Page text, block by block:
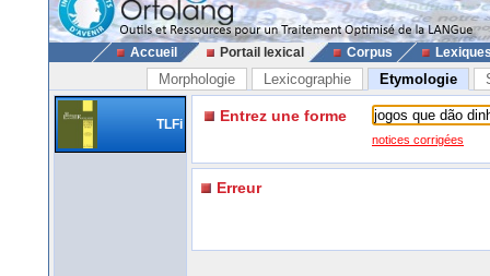
Accueil Portail lexical Corpus
Morphologie Lexicographie Etymologie
TLFi Entrez une forme
notices corrigées
Erreur